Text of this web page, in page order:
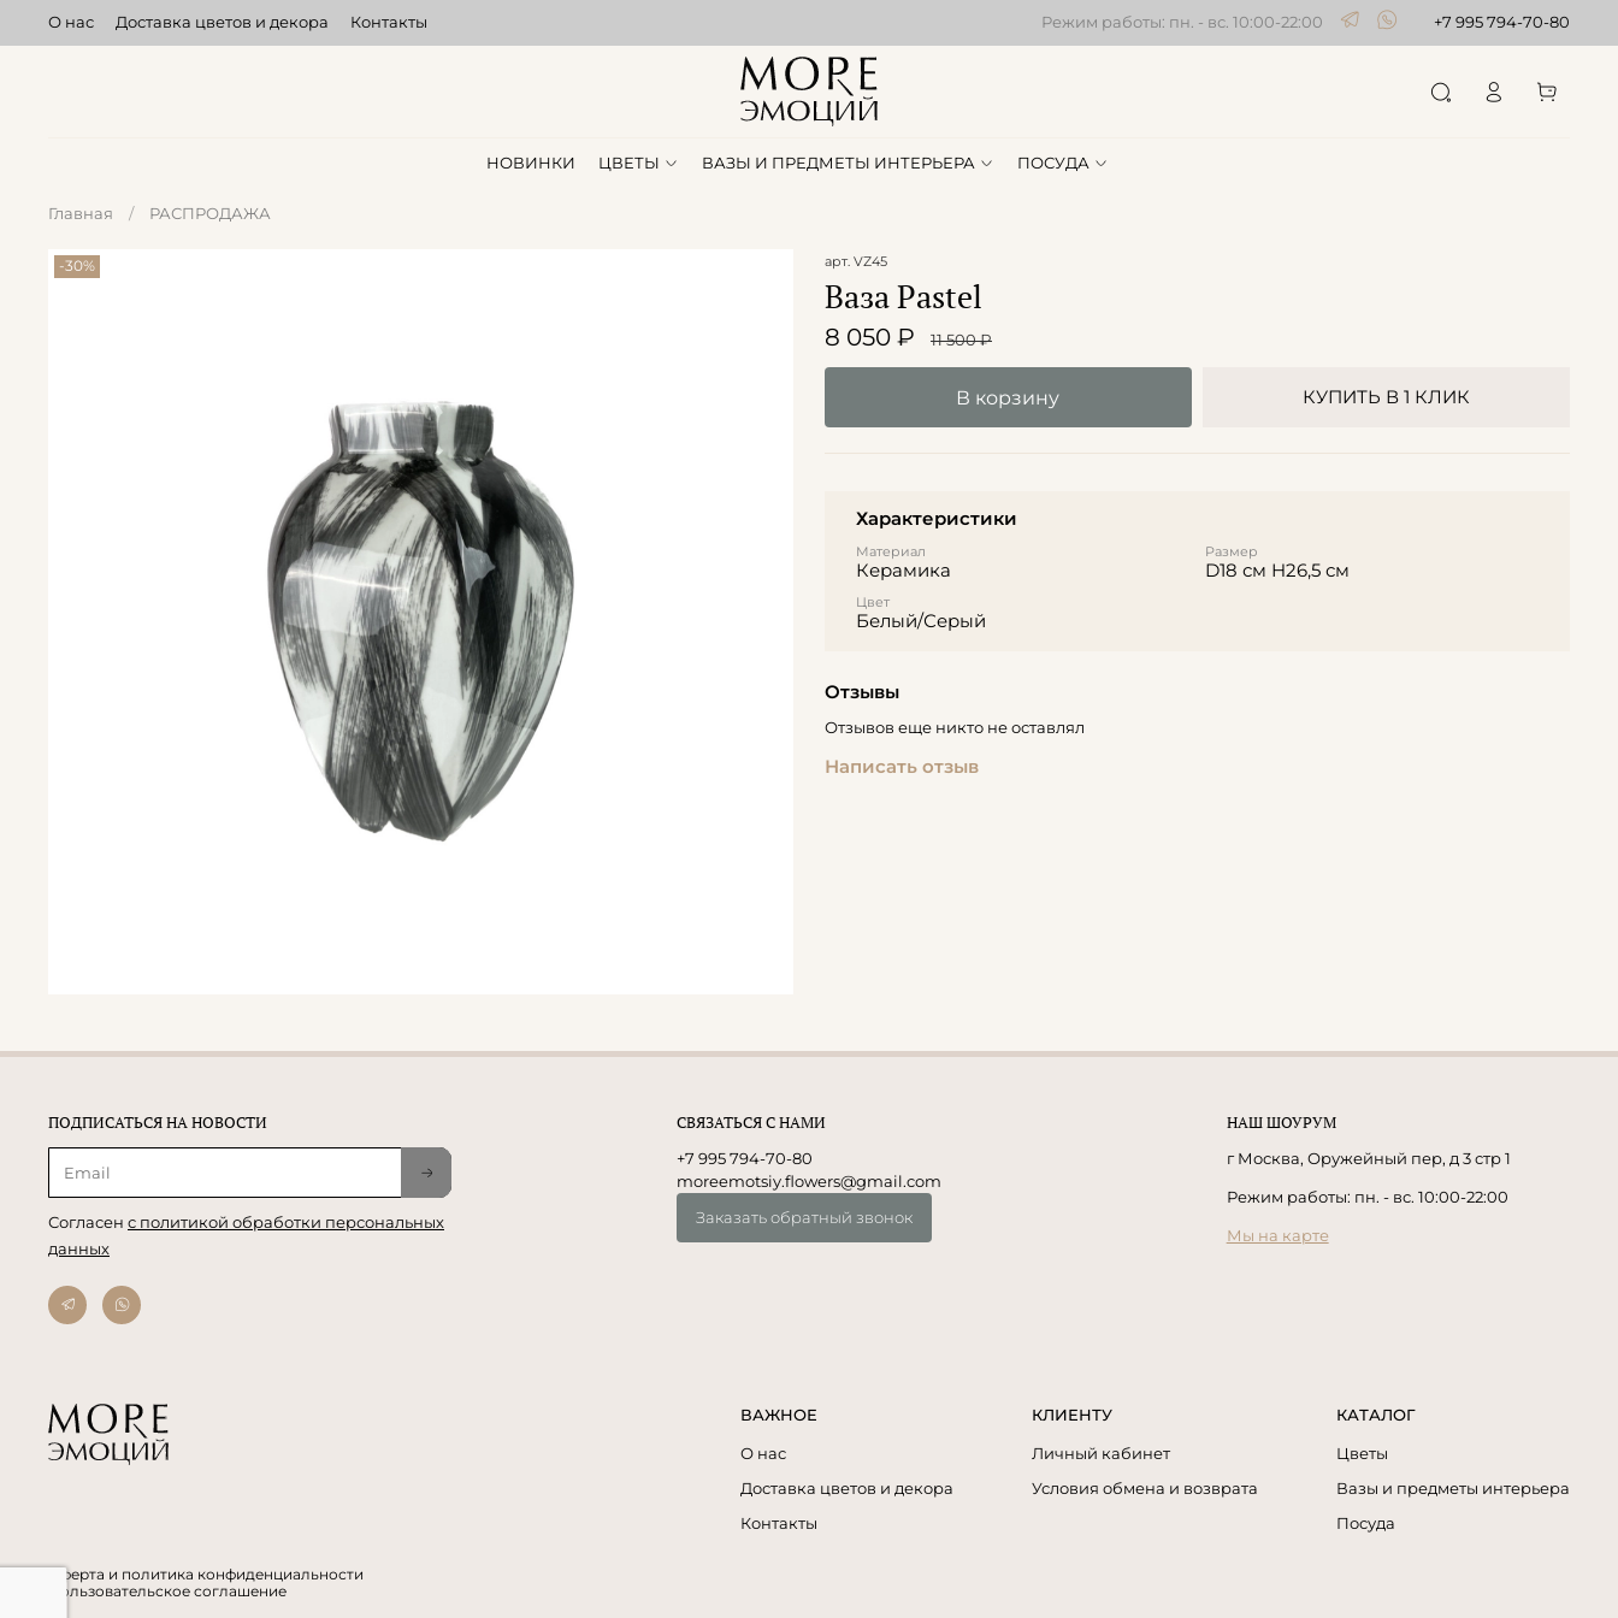
О нас Доставка цветов и декора Контакты Режим работы: пн. - вс. 10:00-22:00 +7 995 794-70-80
НОВИНКИ ЦВЕТЫ ВАЗЫ И ПРЕДМЕТЫ ИНТЕРЬЕРА ПОСУДА
Главная РАСПРОДАЖА
-30% арт. VZ45
Ваза Pastel
8 050 ₽ 11 500 ₽
В корзину КУПИТЬ В 1 КЛИК
Характеристики
Материал
Керамика
Размер
D18 см H26,5 см
Цвет
Белый/Серый
Отзывы
Отзывов еще никто не оставлял
Написать отзыв
ПОДПИСАТЬСЯ НА НОВОСТИ
Согласен с политикой обработки персональных
данных
СВЯЗАТЬСЯ С НАМИ
+7 995 794-70-80
moreemotsiy.flowers@gmail.com
Заказать обратный звонок
НАШ ШОУРУМ
г Москва, Оружейный пер, д 3 стр 1
Режим работы: пн. - вс. 10:00-22:00
Мы на карте
ВАЖНОЕ
О нас
Доставка цветов и декора
Контакты
КЛИЕНТУ
Личный кабинет
Условия обмена и возврата
КАТАЛОГ
Цветы
Вазы и предметы интерьера
Посуда
Оферта и политика конфиденциальности
Пользовательское соглашение